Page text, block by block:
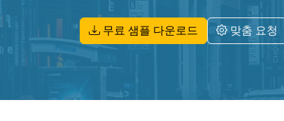
무료 샘플 다운로드 맞춤 요청